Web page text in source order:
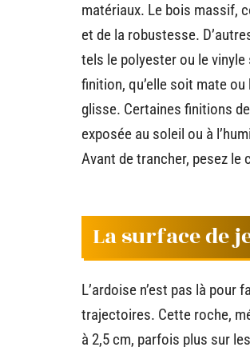
matériaux. Le bois massif,
et de la robustesse.
tels le polyester ou le
finition, qu’elle soit mate
glisse. Certaines finitions
exposée au soleil ou à
Avant de trancher, pesez le
La surface de
L’ardoise n’est pas là pour
trajectoires. Cette roche,
à 2,5 cm, parfois plus sur